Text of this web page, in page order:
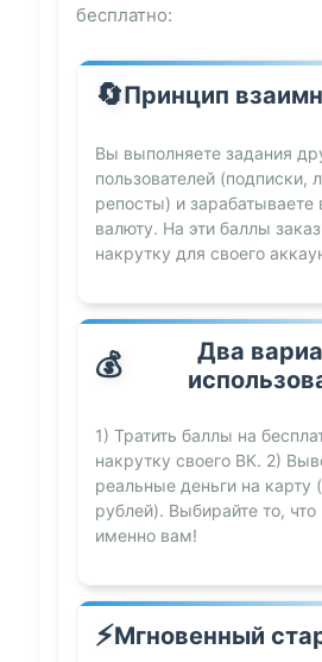
бесплатно:
🔄Принцип
Вы выполняете задания
пользователей (подписки,
репосты) и
валюту. На эти баллы
накрутку для своего
💰
Два
1) Тратить баллы на
накрутку своего ВК. 2)
реальные деньги на карту
рублей). Выбирайте то,
именно вам!
⚡Мгновенный